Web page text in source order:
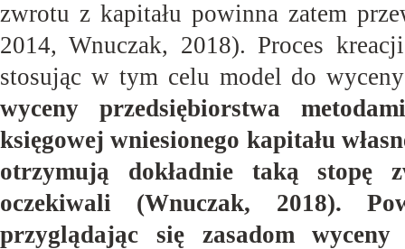
zwrotu z kapitału powinna zatem
2014, Wnuczak, 2018). Proces
stosując w tym celu model do
wyceny przedsiębiorstwa
księgowej wniesionego kapitału
otrzymują dokładnie taką stopę
oczekiwali (Wnuczak, 2018).
przyglądając się zasadom wyceny